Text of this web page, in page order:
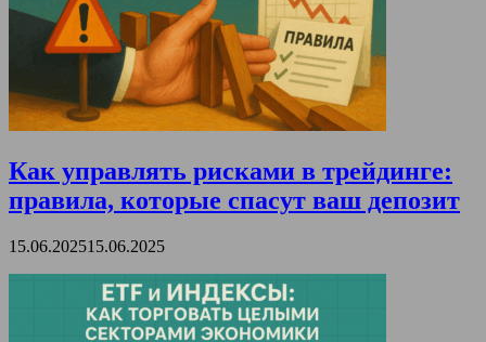
Как управлять рисками в трейдинге:
правила, которые спасут ваш депозит
15.06.202515.06.2025